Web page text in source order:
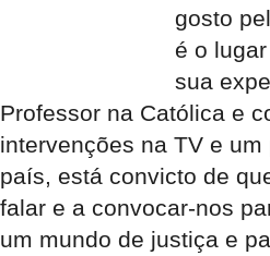
gosto
é o
sua
Professor na Católica e
intervenções na TV e
país, está convicto de
falar e a convocar-nos
um mundo de justiça e